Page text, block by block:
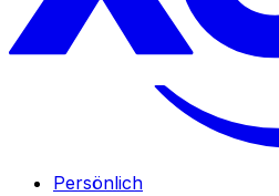
Persönlich